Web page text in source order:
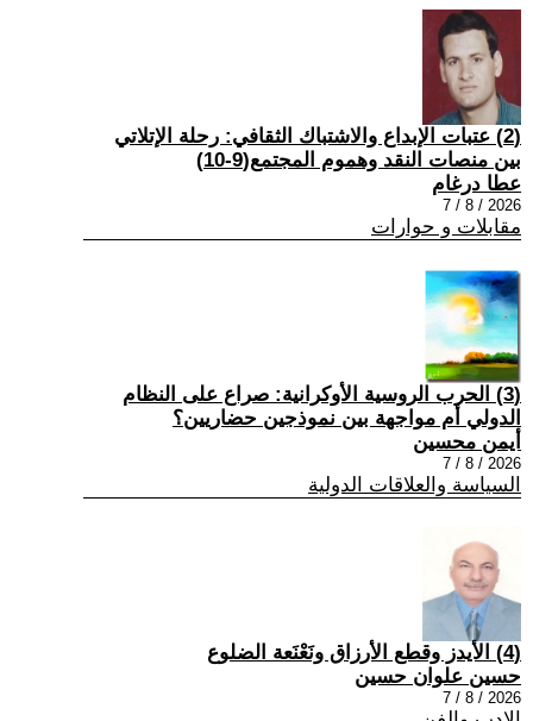
(2) عتبات الإبداع والاشتباك الثقافي: رحلة الإتلاتي
بين منصات النقد وهموم المجتمع(9-10)
عطا درغام
2026 / 8 / 7
مقابلات و حوارات
(3) الحرب الروسية الأوكرانية: صراع على النظام
الدولي أم مواجهة بين نموذجين حضاريين؟
أيمن محسين
2026 / 8 / 7
السياسة والعلاقات الدولية
(4) الأيدز وقطع الأرزاق ونَعْنَعة الضلوع
حسين علوان حسين
2026 / 8 / 7